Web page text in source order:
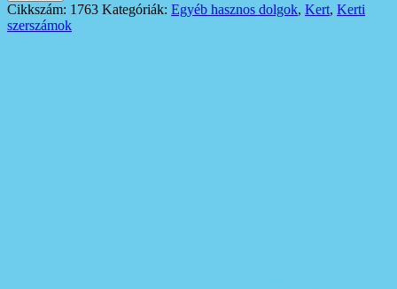
Cikkszám: 1763 Kategóriák: Egyéb hasznos dolgok, Kert, Kerti
szerszámok